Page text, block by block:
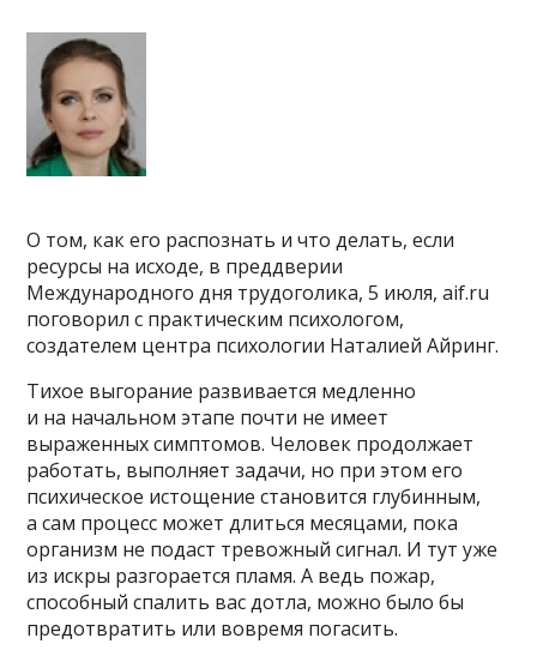
О том, как его распознать и что делать, если
ресурсы на исходе, в преддверии
Международного дня трудоголика, 5 июля, aif.ru
поговорил с практическим психологом,
создателем центра психологии Наталией Айринг.
Тихое выгорание развивается медленно
и на начальном этапе почти не имеет
выраженных симптомов. Человек продолжает
работать, выполняет задачи, но при этом его
психическое истощение становится глубинным,
а сам процесс может длиться месяцами, пока
организм не подаст тревожный сигнал. И тут уже
из искры разгорается пламя. А ведь пожар,
способный спалить вас дотла, можно было бы
предотвратить или вовремя погасить.